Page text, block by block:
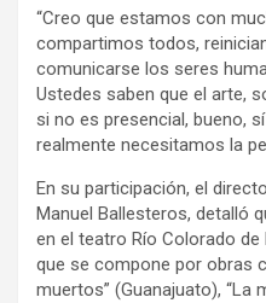
“Creo que estamos con
compartimos todos,
comunicarse los seres
Ustedes saben que el arte,
si no es presencial, bueno,
realmente necesitamos la
En su participación, el
Manuel Ballesteros, detalló
en el teatro Río Colorado
que se compone por obras
muertos” (Guanajuato), “La